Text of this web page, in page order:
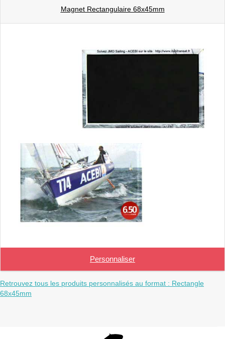
Magnet Rectangulaire 68x45mm
Personnaliser
Retrouvez tous les produits personnalisés au format : Rectangle
68x45mm